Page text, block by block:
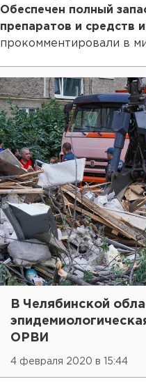
Обеспечен полный
препаратов и средств
прокомментировали в
В Челябинской
ОРВИ
4 февраля 2020 в 15:44